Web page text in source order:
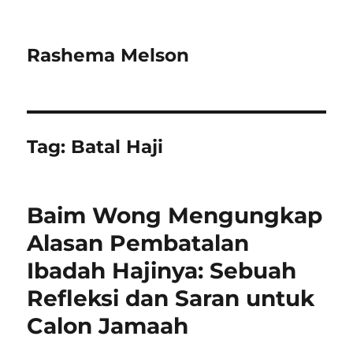
Rashema Melson
Tag: Batal Haji
Baim Wong Mengungkap
Alasan Pembatalan
Ibadah Hajinya: Sebuah
Refleksi dan Saran untuk
Calon Jamaah